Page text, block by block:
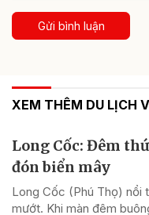
Gửi bình luận
XEM THÊM DU LỊCH
Long Cốc: Đêm
đón biển mây
Long Cốc (Phú Thọ) nổi
mướt. Khi màn đêm